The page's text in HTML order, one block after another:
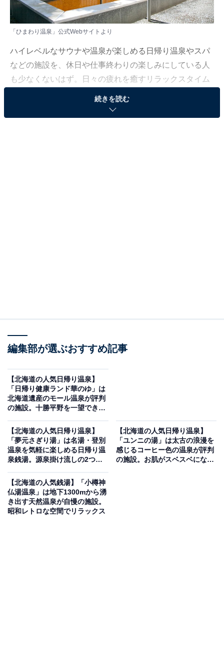
「ひまわり温泉」公式Webサイトより
ハイレベルなサウナや温泉が楽しめる日帰り温泉やスパ
などの施設を、休日や仕事終わりの楽しみにしている人
も少なくないはず。日々の疲れを癒すリラックスタイム
は、何物にも代えがたい時間ですよね。しかし、近年で
は高い人気をほこる施設も多く、どこに行けばよいか迷
るAll About発のニュースメディアです。お金や仕事、恋愛、ITに関
する疑問に対して専門家が分かりやすく回答するほか、エンタメ情
報やSNSで話題のトピックスを紹介しています。
「ひまわり温泉」は希少な植物性モール温泉と充
実したサウナ環境が魅力
植物由来の有機物を多く含む琥珀色の天然モール温泉
は、しっとりツルツルとした肌触りで「美人の湯」とも
称されています。男女ともにフィンランド式の「ロウリ
ことで短時間で高温の蒸気を楽しめます。お食事処では
大好評の「温泉海鮮丼セット」を提供しています。
続きを読む
編集部が選ぶおすすめ記事
【北海道の人気日帰り温泉】
「日帰り健康ランド華のゆ」は
北海道遺産のモール温泉が評判
の施設。十勝平野を一望できる
【北海道の人気日帰り温泉】
「夢元さぎり湯」は名湯・登別
温泉を気軽に楽しめる日帰り温
泉銭湯。源泉掛け流しの2つの
【北海道の人気日帰り温泉】
「ユンニの湯」は太古の浪漫を
感じるコーヒー色の温泉が評判
の施設。お肌がスベスベになる
【北海道の人気銭湯】「小樽神
仏湯温泉」は地下1300mから湧
き出す天然温泉が自慢の施設。
昭和レトロな空間でリラックス